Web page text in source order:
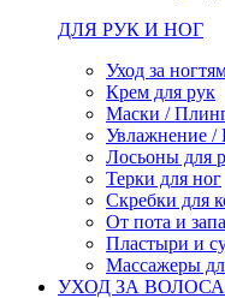
ДЛЯ РУК И НОГ
Уход за
Крем для рук
Маски /
Увлажнение /
Лосьоны для
Терки для ног
Скребки для
От пота и
Пластыри и
Массажеры
УХОД ЗА